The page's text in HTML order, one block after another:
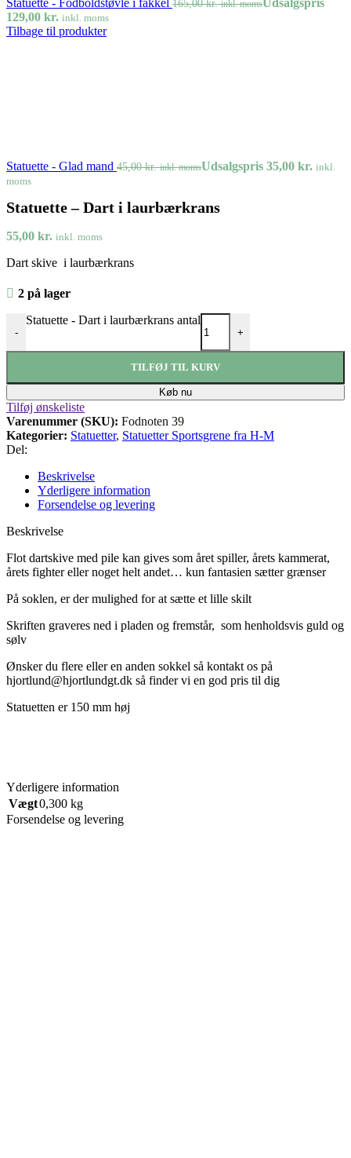
Statuette - Fodboldstøvle i fakkel 165,00kr. inkl. momsUdsalgspris
129,00 kr. inkl. moms
Tilbage til produkter
Statuette - Glad mand 45,00kr. inkl. momsUdsalgspris 35,00 kr. inkl.
moms
Statuette – Dart i laurbærkrans
55,00 kr. inkl. moms
Dart skive i laurbærkrans
2 på lager
-
Statuette - Dart i laurbærkrans antal
+
TILFØJ TIL KURV
Køb nu
Tilføj ønskeliste
Varenummer (SKU): Fodnoten 39
Kategorier: Statuetter, Statuetter Sportsgrene fra H-M
Del:
Beskrivelse
Yderligere information
Forsendelse og levering
Beskrivelse
Flot dartskive med pile kan gives som året spiller, årets kammerat,
årets fighter eller noget helt andet… kun fantasien sætter grænser
På soklen, er der mulighed for at sætte et lille skilt
Skriften graveres ned i pladen og fremstår, som henholdsvis guld og
sølv
Ønsker du flere eller en anden sokkel så kontakt os på
hjortlund@hjortlundgt.dk så finder vi en god pris til dig
Statuetten er 150 mm høj
Yderligere information
Vægt0,300 kg
Forsendelse og levering